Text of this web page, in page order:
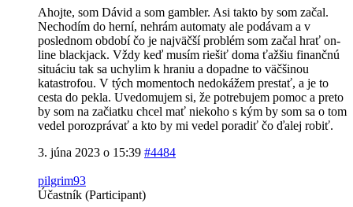
Ahojte, som Dávid a som gambler. Asi takto by som začal.
Nechodím do herní, nehrám automaty ale podávam a v
poslednom období čo je najväčší problém som začal hrať on-
line blackjack. Vždy keď musím riešiť doma ťažšiu finančnú
situáciu tak sa uchylim k hraniu a dopadne to väčšinou
katastrofou. V tých momentoch nedokážem prestať, a je to
cesta do pekla. Uvedomujem si, že potrebujem pomoc a preto
by som na začiatku chcel mať niekoho s kým by som sa o tom
vedel porozprávať a kto by mi vedel poradiť čo ďalej robiť.
3. júna 2023 o 15:39 #4484
pilgrim93
Účastník (Participant)